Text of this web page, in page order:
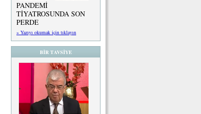
PANDEMİ
TİYATROSUNDA SON
PERDE
» Yazıyı okumak için tıklayın
BİR TAVSİYE